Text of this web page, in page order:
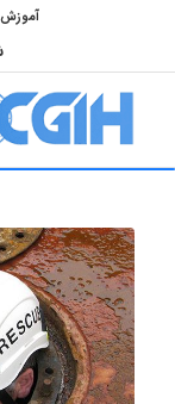
آموزش VIP